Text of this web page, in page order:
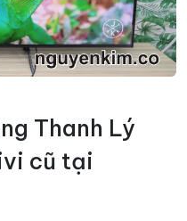
Thanh Lý
cũ tại